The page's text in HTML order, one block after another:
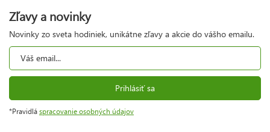
Zľavy a novinky
Novinky zo sveta hodiniek, unikátne zľavy a akcie do vášho emailu.
Prihlásiť sa
*Pravidlá spracovanie osobných údajov